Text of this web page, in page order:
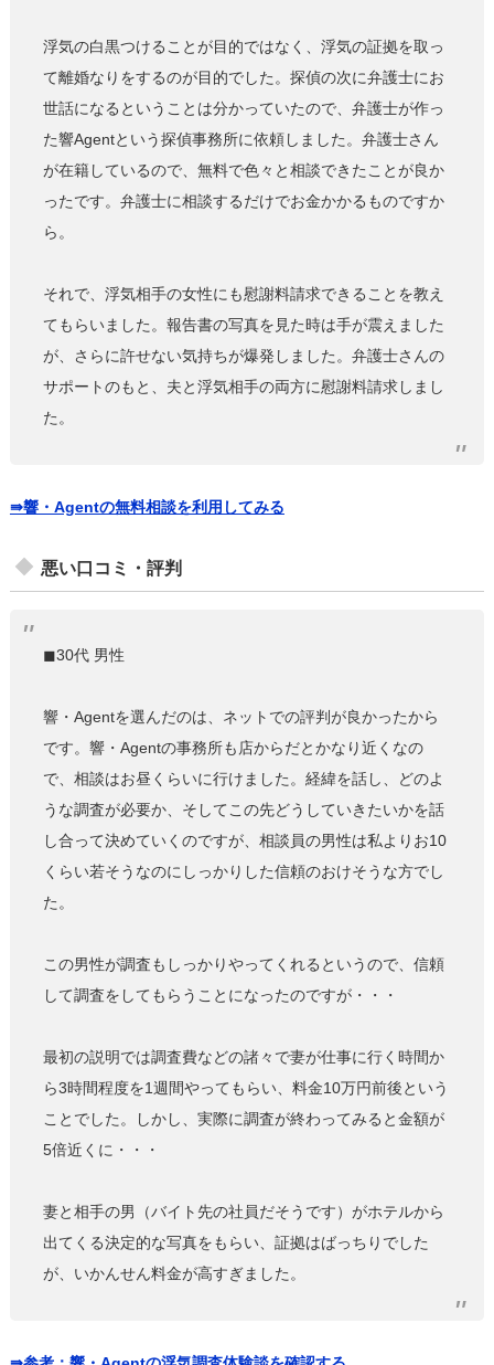
浮気の白黒つけることが目的ではなく、浮気の証拠を取っ
て離婚なりをするのが目的でした。探偵の次に弁護士にお
世話になるということは分かっていたので、弁護士が作っ
た響Agentという探偵事務所に依頼しました。弁護士さん
が在籍しているので、無料で色々と相談できたことが良か
ったです。弁護士に相談するだけでお金かかるものですか
ら。
それで、浮気相手の女性にも慰謝料請求できることを教え
てもらいました。報告書の写真を見た時は手が震えました
が、さらに許せない気持ちが爆発しました。弁護士さんの
サポートのもと、夫と浮気相手の両方に慰謝料請求しまし
た。
⇛響・Agentの無料相談を利用してみる
悪い口コミ・評判
◼︎30代 男性
響・Agentを選んだのは、ネットでの評判が良かったから
です。響・Agentの事務所も店からだとかなり近くなの
で、相談はお昼くらいに行けました。経緯を話し、どのよ
うな調査が必要か、そしてこの先どうしていきたいかを話
し合って決めていくのですが、相談員の男性は私よりお10
くらい若そうなのにしっかりした信頼のおけそうな方でし
た。
この男性が調査もしっかりやってくれるというので、信頼
して調査をしてもらうことになったのですが・・・
最初の説明では調査費などの諸々で妻が仕事に行く時間か
ら3時間程度を1週間やってもらい、料金10万円前後という
ことでした。しかし、実際に調査が終わってみると金額が
5倍近くに・・・
妻と相手の男（バイト先の社員だそうです）がホテルから
出てくる決定的な写真をもらい、証拠はばっちりでした
が、いかんせん料金が高すぎました。